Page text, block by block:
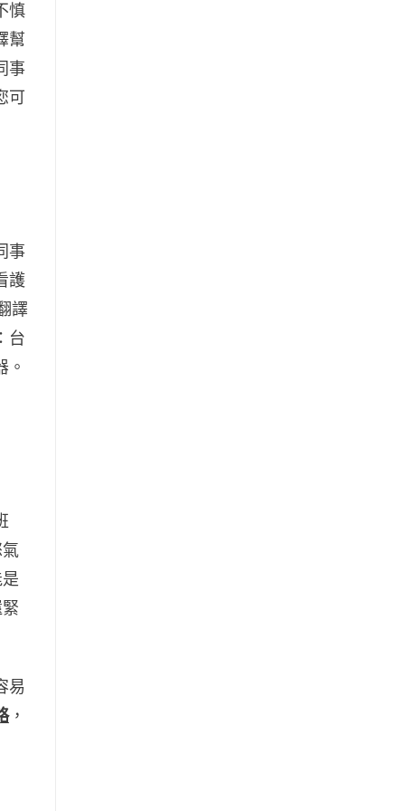
慎
幫
事
可
事
護
譯
台
。
易
，